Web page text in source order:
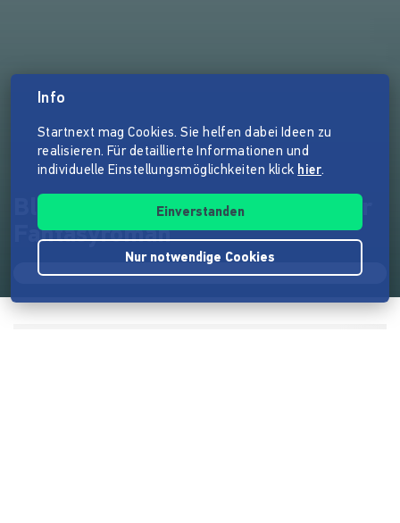
Blut gegen Blut 2 - Ein düsterer
Fantasyroman
Info
Startnext mag Cookies. Sie helfen dabei Ideen zu
realisieren. Für detaillierte Informationen und
individuelle Einstellungsmöglichkeiten klick hier.
Einverstanden
Nur notwendige Cookies